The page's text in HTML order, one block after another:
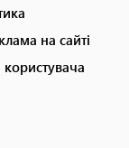
на сайті
користувача